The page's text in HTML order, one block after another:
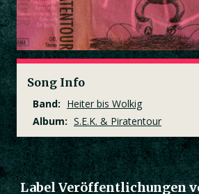
Song Info
Band: Heiter bis Wolkig
Album: S.E.K. & Piratentour
Label Veröffentlichungen